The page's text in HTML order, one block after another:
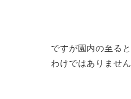
ですが園内の至る
わけではありません